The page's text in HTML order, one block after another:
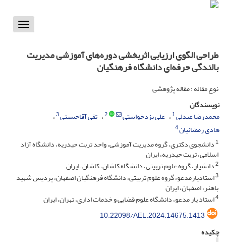
Toggle
طراحی الگوی ارزیابی اثربخشی دوره‌های آموزشی مدیریت
بالندگی حرفه‌ای دانشگاه فرهنگیان
نوع مقاله : مقاله پژوهشی
نویسندگان
محمدرضا عبدلی1 علی یزدخواستی 2 تقی آقاحسینی3
هادی رمضانیان4
1دانشجوی دکتری، گروه مدیریت آموزشی، واحد تربت حیدریه، دانشگاه آزاد
اسلامی، تربت حیدریه، ایران
2دانشیار، گروه علوم تربیتی، دانشگاه کاشان، کاشان، ایران
3استادیارمدعو، گروه علوم تربیتی، دانشگاه فرهنگیان اصفهان، پردیس شهید
باهنر، اصفهان، ایران
4استاد یار مدعو، دانشگاه علوم قضایی و خدمات اداری، تهران، ایران
10.22098/AEL.2024.14675.1413
چکیده